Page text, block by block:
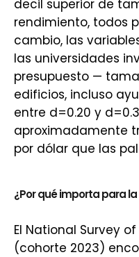
decil superior de
rendimiento, todos
cambio, las
las universidades
presupuesto —
edificios, incluso
entre d=0.20 y
aproximadamente
por dólar que las
¿Por qué importa para
El National Survey
(cohorte 2023)